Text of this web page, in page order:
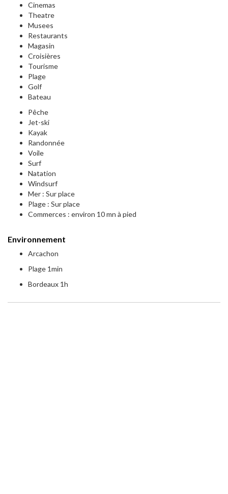
Cinemas
Theatre
Musees
Restaurants
Magasin
Croisières
Tourisme
Plage
Golf
Bateau
Pêche
Jet-ski
Kayak
Randonnée
Voile
Surf
Natation
Windsurf
Mer : Sur place
Plage : Sur place
Commerces : environ 10 mn à pied
Environnement
Arcachon
Plage 1min
Bordeaux 1h